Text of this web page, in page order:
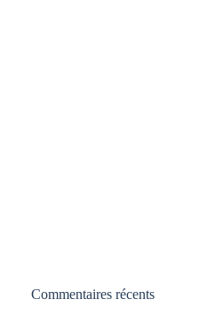
Commentaires récents